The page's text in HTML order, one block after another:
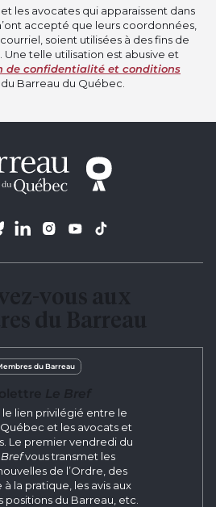
les avocates qui apparaissent dans
accepté que leurs coordonnées,
soient utilisées à des fins de
telle utilisation est abusive et
de confidentialité et conditions
Barreau du Québec.
Suivez le Barreau
du Barreau
lien privilégié entre le
et les avocats et
Le premier vendredi du
vous transmet les
de l’Ordre, des
à la pratique, les avis aux
positions du Barreau, etc.